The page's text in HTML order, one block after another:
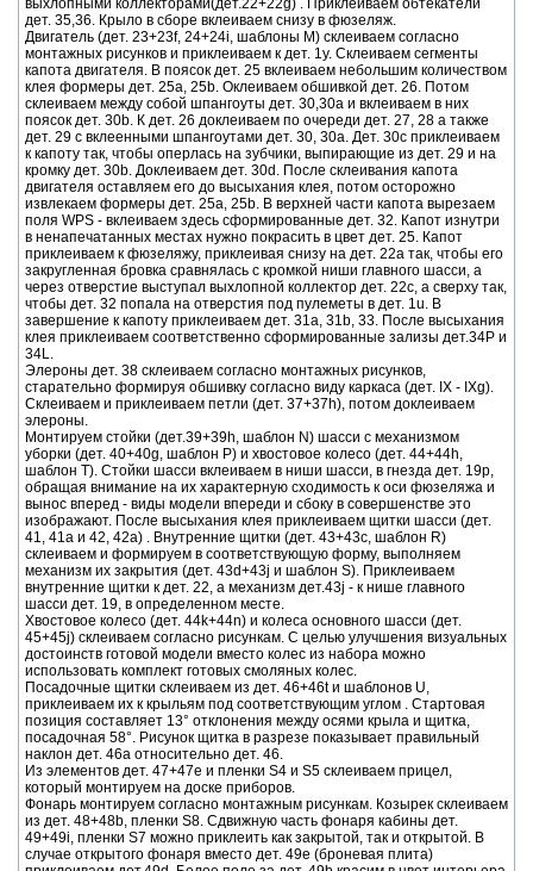
выхлопными коллекторами(дет.22+22g) . Приклеиваем обтекатели
дет. 35,36. Крыло в сборе вклеиваем снизу в фюзеляж.
Двигатель (дет. 23+23f, 24+24i, шаблоны M) склеиваем согласно
монтажных рисунков и приклеиваем к дет. 1у. Склеиваем сегменты
капота двигателя. В поясок дет. 25 вклеиваем небольшим количеством
клея формеры дет. 25a, 25b. Оклеиваем обшивкой дет. 26. Потом
склеиваем между собой шпангоуты дет. 30,30a и вклеиваем в них
поясок дет. 30b. К дет. 26 доклеиваем по очереди дет. 27, 28 а также
дет. 29 с вклеенными шпангоутами дет. 30, 30a. Дет. 30c приклеиваем
к капоту так, чтобы оперлась на зубчики, выпирающие из дет. 29 и на
кромку дет. 30b. Доклеиваем дет. 30d. После склеивания капота
двигателя оставляем его до высыхания клея, потом осторожно
извлекаем формеры дет. 25a, 25b. В верхней части капота вырезаем
поля WPS - вклеиваем здесь сформированные дет. 32. Капот изнутри
в ненапечатанных местах нужно покрасить в цвет дет. 25. Капот
приклеиваем к фюзеляжу, приклеивая снизу на дет. 22a так, чтобы его
закругленная бровка сравнялась с кромкой ниши главного шасси, а
через отверстие выступал выхлопной коллектор дет. 22c, а сверху так,
чтобы дет. 32 попала на отверстия под пулеметы в дет. 1u. В
завершение к капоту приклеиваем дет. 31a, 31b, 33. После высыхания
клея приклеиваем соответственно сформированные зализы дет.34P и
34L.
Элероны дет. 38 склеиваем согласно монтажных рисунков,
старательно формируя обшивку согласно виду каркаса (дет. IX - IXg).
Склеиваем и приклеиваем петли (дет. 37+37h), потом доклеиваем
элероны.
Монтируем стойки (дет.39+39h, шаблон N) шасси с механизмом
уборки (дет. 40+40g, шаблон P) и хвостовое колесо (дет. 44+44h,
шаблон T). Стойки шасси вклеиваем в ниши шасси, в гнезда дет. 19p,
обращая внимание на их характерную сходимость к оси фюзеляжа и
вынос вперед - виды модели впереди и сбоку в совершенстве это
изображают. После высыхания клея приклеиваем щитки шасси (дет.
41, 41a и 42, 42a) . Внутренние щитки (дет. 43+43c, шаблон R)
склеиваем и формируем в соответствующую форму, выполняем
механизм их закрытия (дет. 43d+43j и шаблон S). Приклеиваем
внутренние щитки к дет. 22, а механизм дет.43j - к нише главного
шасси дет. 19, в определенном месте.
Хвостовое колесо (дет. 44k+44n) и колеса основного шасси (дет.
45+45j) склеиваем согласно рисункам. С целью улучшения визуальных
достоинств готовой модели вместо колес из набора можно
использовать комплект готовых смоляных колес.
Посадочные щитки склеиваем из дет. 46+46t и шаблонов U,
приклеиваем их к крыльям под соответствующим углом . Стартовая
позиция составляет 13° отклонения между осями крыла и щитка,
посадочная 58°. Рисунок щитка в разрезе показывает правильный
наклон дет. 46a относительно дет. 46.
Из элементов дет. 47+47e и пленки S4 и S5 склеиваем прицел,
который монтируем на доске приборов.
Фонарь монтируем согласно монтажным рисункам. Козырек склеиваем
из дет. 48+48b, пленки S8. Сдвижную часть фонаря кабины дет.
49+49i, пленки S7 можно приклеить как закрытой, так и открытой. В
случае открытого фонаря вместо дет. 49e (броневая плита)